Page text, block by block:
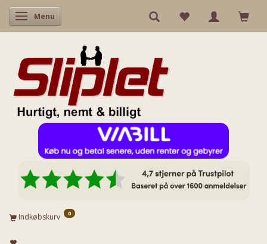
Skifte navigation
Menu
Indkøbskurv 0